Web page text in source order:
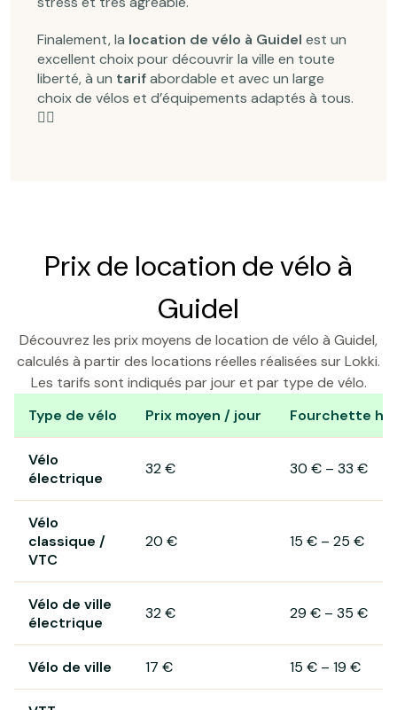
Finalement, la location de vélo à Guidel est un
excellent choix pour découvrir la ville en toute
liberté, à un tarifabordable et avec un large
choix de vélos et d’équipements adaptés à tous.
🚴‍♂️
Prix de location de vélo à
Guidel
Découvrez les prix moyens de location de vélo à Guidel,
calculés à partir des locations réelles réalisées sur Lokki.
Les tarifs sont indiqués par jour et par type de vélo.
Type de vélo Prix moyen / jour Fourchette
Vélo
électrique
32 € 30 € – 33 €
Vélo
classique /
VTC
20 € 15 € – 25 €
Vélo de ville
électrique
32 € 29 € – 35 €
Vélo de ville 17 € 15 € – 19 €